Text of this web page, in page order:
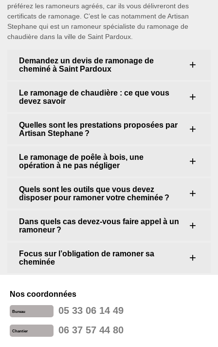
préférez les ramoneurs agréés, car ils vous délivreront des
certificats de ramonage. C’est le cas notamment de Artisan
Stephane qui est un ramoneur spécialiste du ramonage de
chaudière dans la ville de Saint Pardoux.
Demandez un devis de ramonage de
cheminé à Saint Pardoux
Le ramonage de chaudière : ce que vous
devez savoir
Quelles sont les prestations proposées par
Artisan Stephane ?
Le ramonage de poêle à bois, une
opération à ne pas négliger
Quels sont les outils que vous devez
disposer pour ramoner votre cheminée ?
Dans quels cas devez-vous faire appel à un
ramoneur ?
Focus sur l’obligation de ramoner sa
cheminée
Nos coordonnées
Bureau 05 33 06 14 49
Chantier 06 37 57 44 80